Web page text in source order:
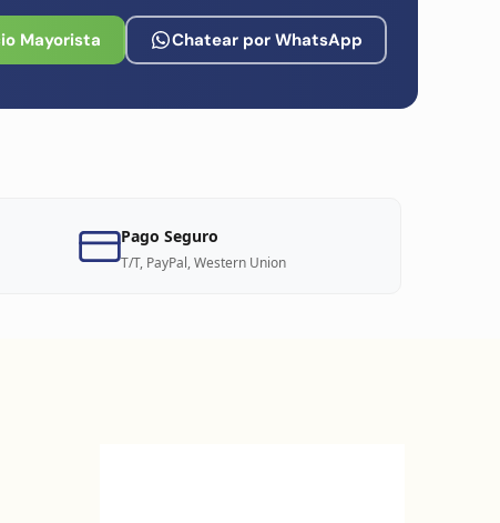
Mayorista Chatear por WhatsApp
Pago Seguro
T/T, PayPal, Western Union